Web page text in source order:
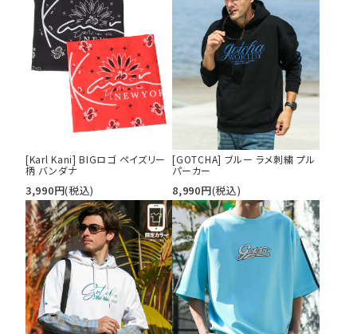
[Karl Kani] BIGロゴ ペイズリー
柄 バンダナ
3,990円(税込)
[GOTCHA] ブルー ラメ刺繍 プル
パーカー
8,990円(税込)